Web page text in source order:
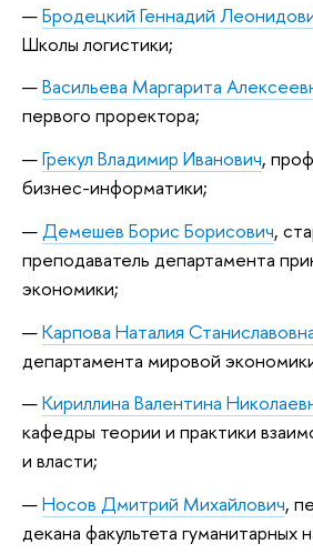
Бродецкий Геннадий
Школы логистики;
Васильева Маргарита
первого проректора;
Грекул Владимир Иванович,
бизнес-информатики;
Демешев Борис Борисович,
преподаватель департамента
экономики;
Карпова Наталия
департамента мировой
Кириллина Валентина
кафедры теории и практики
и власти;
Носов Дмитрий Михайлович,
декана факультета гуманитарных